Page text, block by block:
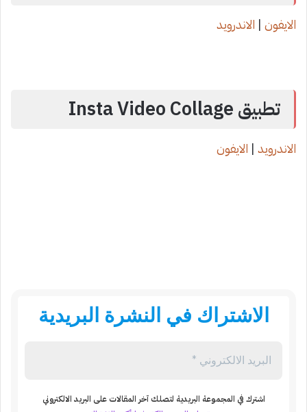
الايفون | الاندرويد
تطبيق Insta Video Collage
الاندرويد | الايفون
الاشتراك في النشرة البريدية
اشترك في المجموعة البريدية لتصلك آخر المقالات على البريد الالكتروني